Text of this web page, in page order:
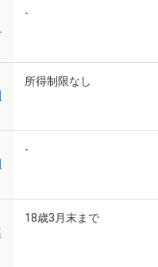
-
所得制限なし
-
18歳3月末まで